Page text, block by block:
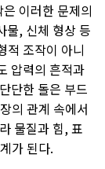
이러한 문제의
물, 신체 형상 등
적 조작이 아니
압력의 흔적과
단한 돌은 부드
의 관계 속에서
물질과 힘, 표
가 된다.